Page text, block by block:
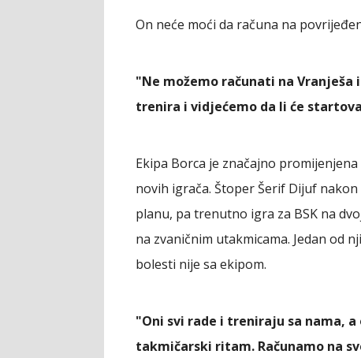
On neće moći da računa na
"Ne možemo računati na Vranješa
trenira i vidjećemo da li će
Ekipa Borca je značajno
novih igrača. Štoper Šerif Dijuf
planu, pa trenutno igra za BSK na
na zvaničnim utakmicama. Jedan od
bolesti nije sa ekipom.
"Oni svi rade i treniraju sa nama,
takmičarski ritam. Računamo na